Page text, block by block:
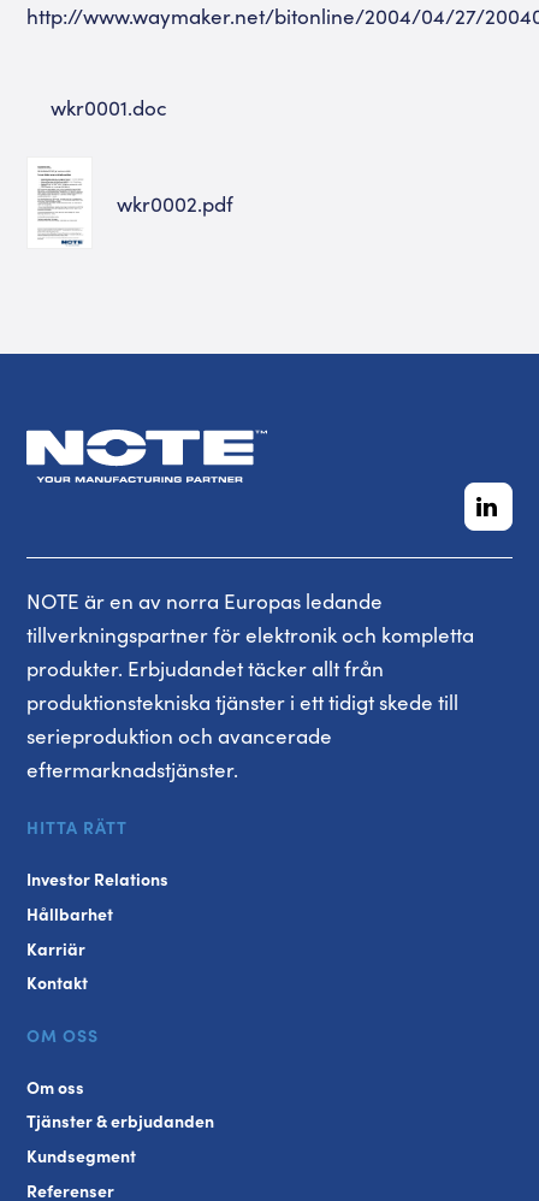
http://www.waymaker.net/bitonline/2004/04/27/
wkr0001.doc
wkr0002.pdf
NOTE är en av norra Europas ledande
tillverkningspartner för elektronik och kompletta
produkter. Erbjudandet täcker allt från
produktionstekniska tjänster i ett tidigt skede till
serieproduktion och avancerade
eftermarknadstjänster.
HITTA RÄTT
Investor Relations
Hållbarhet
Karriär
Kontakt
OM OSS
Om oss
Tjänster & erbjudanden
Kundsegment
Referenser